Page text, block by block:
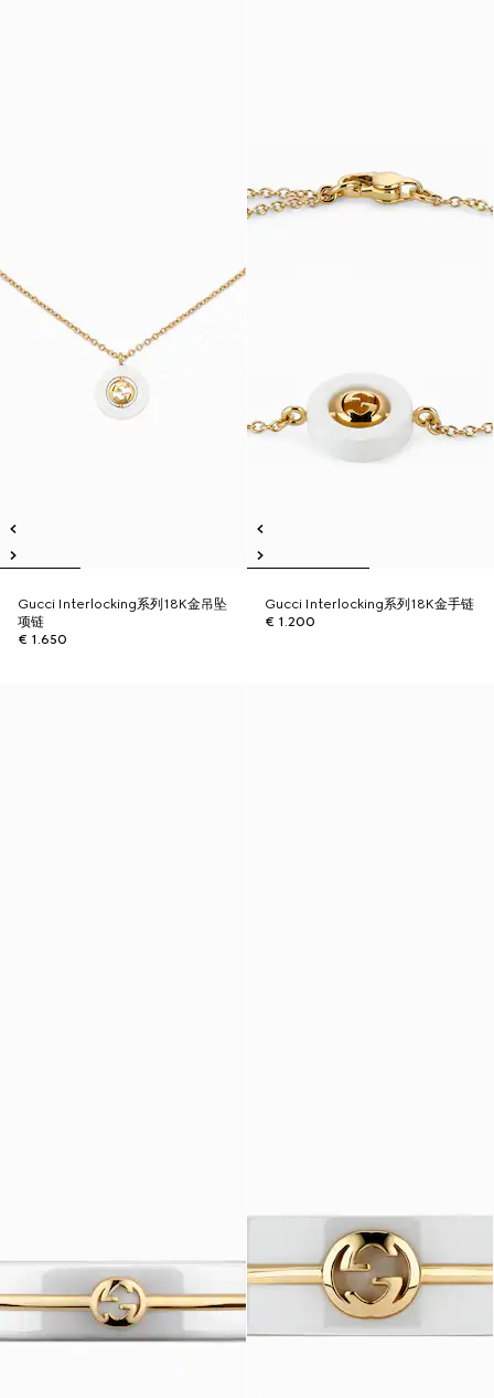
Gucci Interlocking系列18K金吊坠
项链
€ 1.650
Gucci Interlocking系列18K金手链
€ 1.200